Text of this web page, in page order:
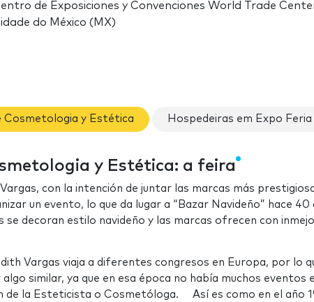
de Exposiciones y Convenciones World Trade
do México (MX)
Cosmetologia y Estética Hospedeiras em Expo
y Estética: a feira
con la intención de juntar las marcas más
un evento, lo que da lugar a “Bazar Navideño” hace 40
se decoran estilo navideño y las marcas ofrecen con
Vargas viaja a diferentes congresos en Europa, por lo
similar, ya que en esa época no había muchos eventos
de la Esteticista o Cosmetóloga. Así es como en el año